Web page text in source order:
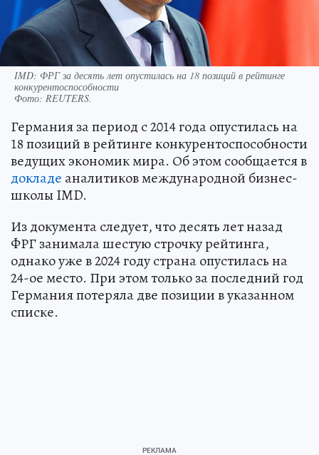
IMD: ФРГ за десять лет опустилась на 18 позиций в рейтинге
конкурентоспособности
Фото: REUTERS.
Германия за период с 2014 года опустилась на
18 позиций в рейтинге конкурентоспособности
ведущих экономик мира. Об этом сообщается в
докладе аналитиков международной бизнес-
школы IMD.
Из документа следует, что десять лет назад
ФРГ занимала шестую строчку рейтинга,
однако уже в 2024 году страна опустилась на
24-ое место. При этом только за последний год
Германия потеряла две позиции в указанном
списке.